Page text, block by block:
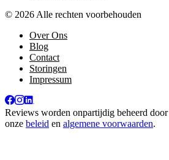
© 2026 Alle rechten voorbehouden
Over Ons
Blog
Contact
Storingen
Impressum
Reviews worden onpartijdig beheerd door
onze beleid en algemene voorwaarden.